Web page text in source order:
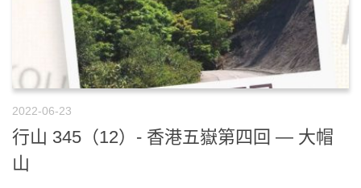
2022-06-23
行山 345（12）- 香港五嶽第四回 — 大帽
山